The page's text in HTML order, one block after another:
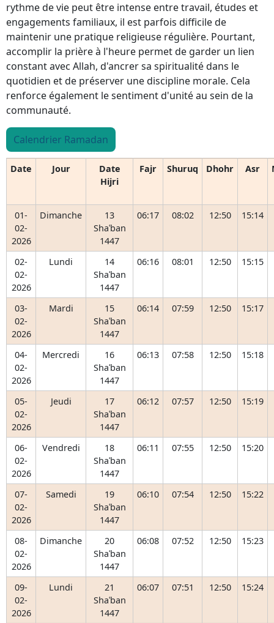
rythme de vie peut être intense entre travail, études et
engagements familiaux, il est parfois difficile de
maintenir une pratique religieuse régulière. Pourtant,
accomplir la prière à l'heure permet de garder un lien
constant avec Allah, d'ancrer sa spiritualité dans le
quotidien et de préserver une discipline morale. Cela
renforce également le sentiment d'unité au sein de la
communauté.
Calendrier Ramadan
Date Jour
Date
Hijri
Fajr Shuruq Dhohr Asr
01-
02-
2026
Dimanche
13
Shaʿban
1447
06:17 08:02 12:50 15:14
02-
02-
2026
Lundi
14
Shaʿban
1447
06:16 08:01 12:50 15:15
03-
02-
2026
Mardi
15
Shaʿban
1447
06:14 07:59 12:50 15:17
04-
02-
2026
Mercredi
16
Shaʿban
1447
06:13 07:58 12:50 15:18
05-
02-
2026
Jeudi
17
Shaʿban
1447
06:12 07:57 12:50 15:19
06-
02-
2026
Vendredi
18
Shaʿban
1447
06:11 07:55 12:50 15:20
07-
02-
2026
Samedi
19
Shaʿban
1447
06:10 07:54 12:50 15:22
08-
02-
2026
Dimanche
20
Shaʿban
1447
06:08 07:52 12:50 15:23
09-
02-
2026
Lundi
21
Shaʿban
1447
06:07 07:51 12:50 15:24